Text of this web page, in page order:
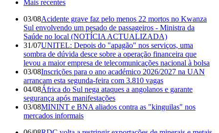
Mais recentes
03/08Acidente grave faz pelo menos 22 mortos no Kwanza
Sul envolvendo um pesado de passageiros - Ministra da
Saúde no local (NOTÍCIA ACTUALIZADA)
31/07UNITEL: Depois do "apagão" nos serviços, uma
sombra de dúvida desce sobre a operação financeira que
levou a maior empresa de telecomunicações nacional à bolsa
03/08Inscrições para o ano académico 2026/2027 na UAN
arrancam esta segunda-feira com 3.810 vagas
04/08África do Sul nega ataques a angolanos e garante
segurança após manifestações
03/08MININT e BNA aliados contra as "kinguilas" nos
mercados informais